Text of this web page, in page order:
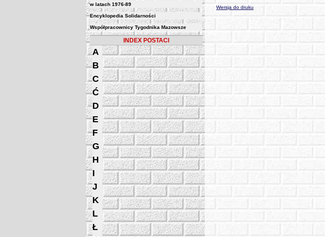
w latach 1976-89
Encyklopedia Solidarności
Współpracownicy Tygodnika Mazowsze
INDEX POSTACI
A
B
C
Ć
D
E
F
G
H
I
J
K
L
Ł
Wersja do druku